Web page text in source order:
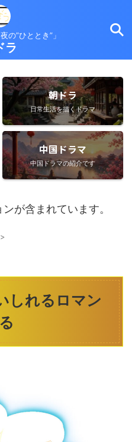
の”ひととき”」
ラ
朝ドラ
日常生活を描くドラマ
中国ドラマ
中国ドラマの紹介です
が含まれています。
>
しれるロマン
る